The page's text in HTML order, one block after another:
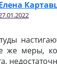
же меры,